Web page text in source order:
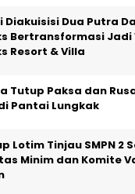
Diakuisisi Dua Putra
Bertransformasi Jadi
Resort & Villa
Tutup Paksa dan
Pantai Lungkak
Lotim Tinjau SMPN 2
Minim dan Komite